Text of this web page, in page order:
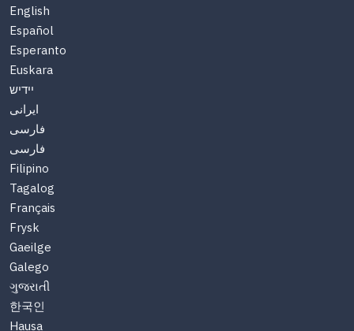
English
Español
Esperanto
Euskara
יידיש
ایرانی
فارسی
فارسی
Filipino
Tagalog
Français
Frysk
Gaeilge
Galego
ગુજરાતી
한국인
Hausa